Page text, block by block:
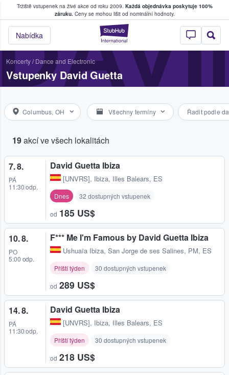
Tržiště vstupenek na živé akce od roku 2009. Každá objednávka poskytuje 100%
záruku.Ceny se mohou lišit od nominální hodnoty.
StubHub –
Nabídka
kde fanoušci kupují a prodávají vstupenky
Koncerty/ Dance and Electronic
Vstupenky David Guetta
Columbus, OH Všechny termíny Řadit podle
19akcí ve všech lokalitách
7. 8.
PÁ
11:30 odp.
David Guetta Ibiza
[UNVRS], Ibiza, Illes Balears, ES
Dnes 32 dostupných vstupenek
od 185 US$
10. 8.
PO
5:00 odp.
F*** Me I'm Famous by David Guetta Ibiza
Ushuaïa Ibiza, San Jorge de ses Salines, PM, ES
Příští týden 30 dostupných vstupenek
od 289 US$
14. 8.
PÁ
11:30 odp.
David Guetta Ibiza
[UNVRS], Ibiza, Illes Balears, ES
Příští týden 30 dostupných vstupenek
od 218 US$